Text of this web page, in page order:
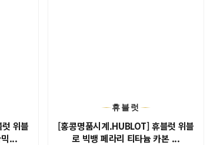
위블
...
휴블럿
[홍콩명품시계.HUBLOT] 휴블럿 위블
로 빅뱅 페라리 티타늄 카본 ...